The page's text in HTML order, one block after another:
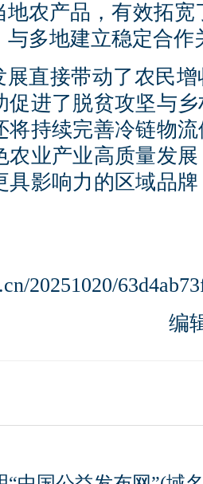
地农产品，有效拓
与多地建立稳定合作
展直接带动了农民
促进了脱贫攻坚与
将持续完善冷链物
农业产业高质量发
具影响力的区域品
20251020/
编